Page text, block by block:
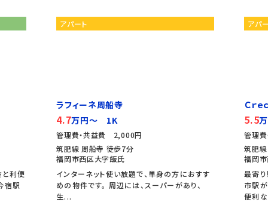
と利便
宿駅
アパート
ラフィーネ周船寺
4.7万円～ 1K
管理費・共益費 2,000円
筑肥線 周船寺 徒歩7分
福岡市西区大字飯氏
インターネット使い放題で、単身の方におすす
めの物件です。 周辺には、スーパーがあり、
生...
アパ
Ｃｒ
5.5
管理
筑肥
福岡
最寄
市駅
便利